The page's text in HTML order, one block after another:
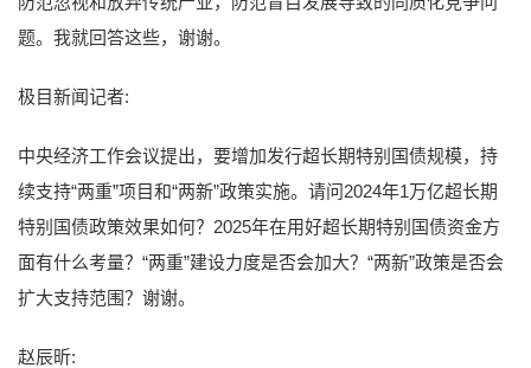
题。我就回答这些，谢谢。
极目新闻记者:
中央经济工作会议提出，要增加发行超长期特别国债规模，持
续支持“两重”项目和“两新”政策实施。请问2024年1万亿超长期
特别国债政策效果如何？2025年在用好超长期特别国债资金方
面有什么考量？“两重”建设力度是否会加大？“两新”政策是否会
扩大支持范围？谢谢。
赵辰昕: